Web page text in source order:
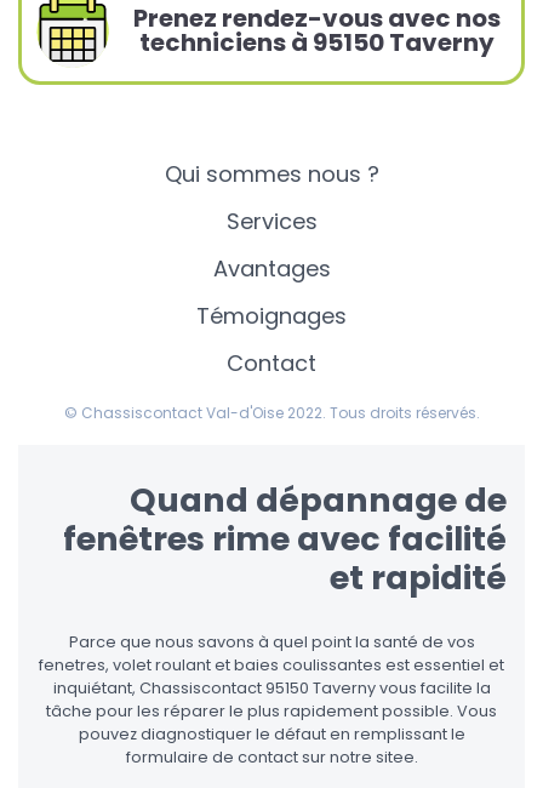
Prenez rendez-vous avec nos
techniciens à 95150 Taverny
Qui sommes nous ?
Services
Avantages
Témoignages
Contact
© Chassiscontact Val-d'Oise 2022. Tous droits réservés.
Quand dépannage de
fenêtres rime avec facilité
et rapidité
Parce que nous savons à quel point la santé de vos
fenetres, volet roulant et baies coulissantes est essentiel et
inquiétant, Chassiscontact 95150 Taverny vous facilite la
tâche pour les réparer le plus rapidement possible. Vous
pouvez diagnostiquer le défaut en remplissant le
formulaire de contact sur notre sitee.